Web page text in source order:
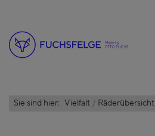
Sie sind hier: Vielfalt Räderübersicht